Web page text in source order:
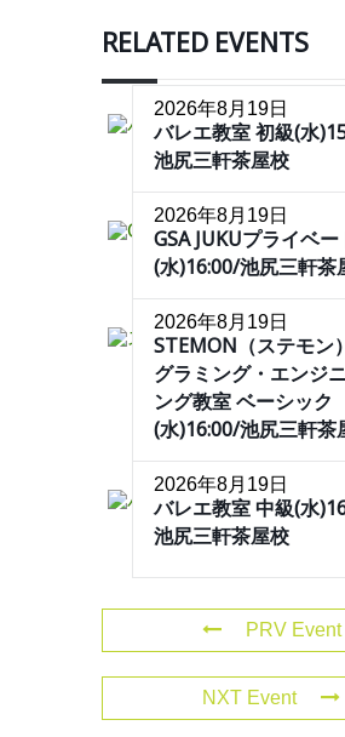
RELATED EVENTS
2026年8月19日
バレエ教室 初級(水
池尻三軒茶屋校
2026年8月19日
GSA JUKUプライベー
(水)16:00/池尻三軒茶
2026年8月19日
STEMON（ステモン
グラミング・エンジ
ング教室 ベーシック
(水)16:00/池尻三軒茶
2026年8月19日
バレエ教室 中級(水
池尻三軒茶屋校
PRV Event
NXT Event